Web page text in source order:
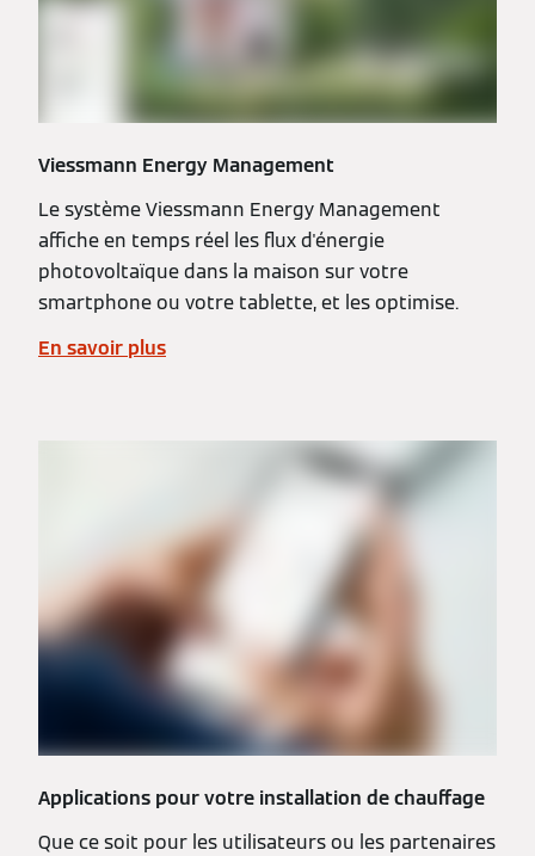
Viessmann Energy Management
Le système Viessmann Energy Management
affiche en temps réel les flux d'énergie
photovoltaïque dans la maison sur votre
smartphone ou votre tablette, et les optimise.
En savoir plus
Applications pour votre installation de chauffage
Que ce soit pour les utilisateurs ou les partenaires